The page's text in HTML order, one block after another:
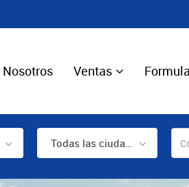
Nosotros Ventas
Todas las ciudades